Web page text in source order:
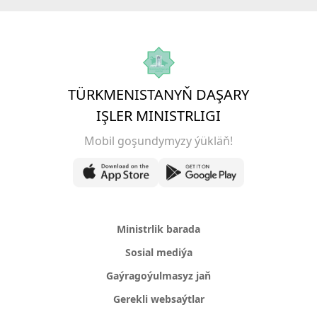
TÜRKMENISTANYŇ DAŞARY
IŞLER MINISTRLIGI
Mobil goşundymyzy ýükläň!
Ministrlik barada
Sosial mediýa
Gaýragoýulmasyz jaň
Gerekli websaýtlar